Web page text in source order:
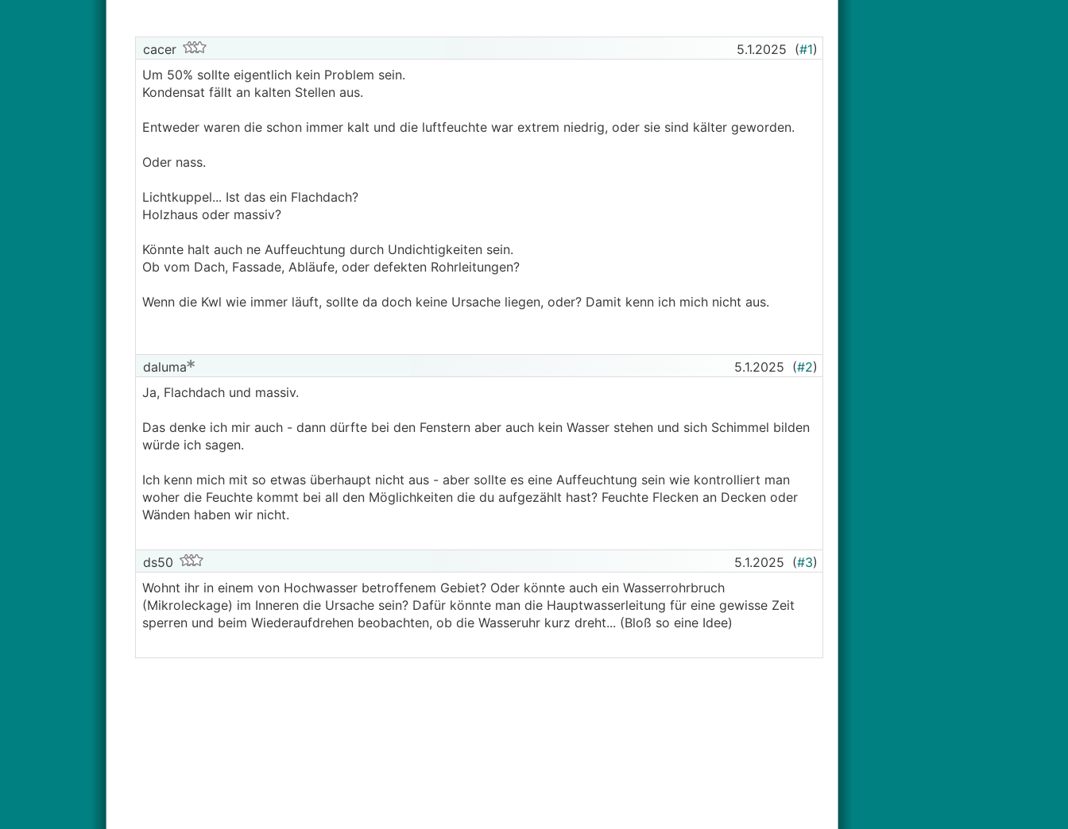
cacer 5.1.2025 (#1)
Um 50% sollte eigentlich kein Problem sein.
Kondensat fällt an kalten Stellen aus.
Entweder waren die schon immer kalt und die luftfeuchte war extrem niedrig, oder sie sind kälter geworden.
Oder nass.
Lichtkuppel... Ist das ein Flachdach?
Holzhaus oder massiv?
Könnte halt auch ne Auffeuchtung durch Undichtigkeiten sein.
Ob vom Dach, Fassade, Abläufe, oder defekten Rohrleitungen?
Wenn die Kwl wie immer läuft, sollte da doch keine Ursache liegen, oder? Damit kenn ich mich nicht aus.
daluma 5.1.2025 (#2)
Ja, Flachdach und massiv.
Das denke ich mir auch - dann dürfte bei den Fenstern aber auch kein Wasser stehen und sich Schimmel bilden
würde ich sagen.
Ich kenn mich mit so etwas überhaupt nicht aus - aber sollte es eine Auffeuchtung sein wie kontrolliert man
woher die Feuchte kommt bei all den Möglichkeiten die du aufgezählt hast? Feuchte Flecken an Decken oder
Wänden haben wir nicht.
ds50 5.1.2025 (#3)
Wohnt ihr in einem von Hochwasser betroffenem Gebiet? Oder könnte auch ein Wasserrohrbruch
(Mikroleckage) im Inneren die Ursache sein? Dafür könnte man die Hauptwasserleitung für eine gewisse Zeit
sperren und beim Wiederaufdrehen beobachten, ob die Wasseruhr kurz dreht... (Bloß so eine Idee)